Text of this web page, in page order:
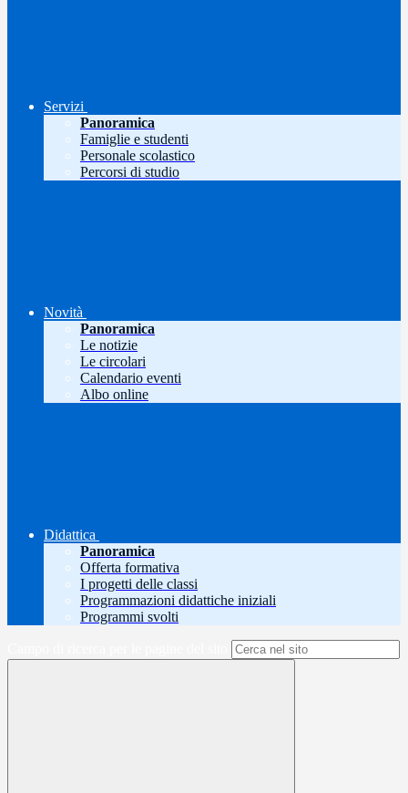
Servizi
Panoramica
Famiglie e studenti
Personale scolastico
Percorsi di studio
Novità
Panoramica
Le notizie
Le circolari
Calendario eventi
Albo online
Didattica
Panoramica
Offerta formativa
I progetti delle classi
Programmazioni didattiche iniziali
Programmi svolti